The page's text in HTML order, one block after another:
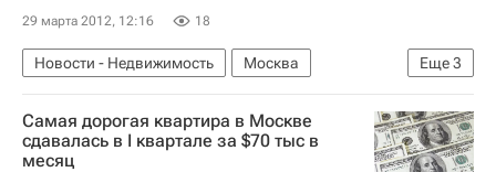
29 марта 2012, 12:16 18
Еще3
Новости - Недвижимость
Москва
Реставрация
Судьба парка "Кусково" в Москве
Россия
Самая дорогая квартира в Москве
сдавалась в I квартале за $70 тыс в
месяц